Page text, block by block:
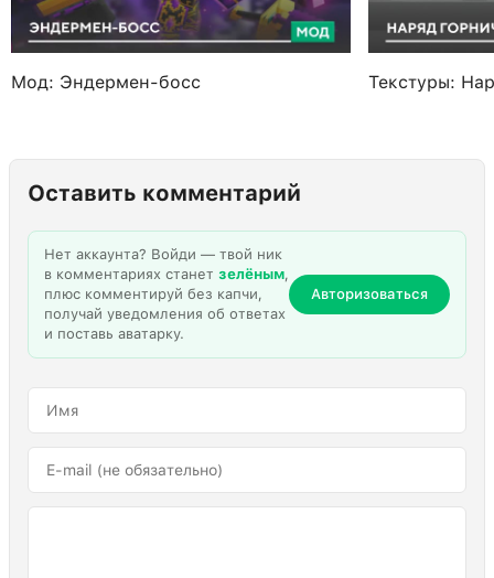
Мод: Эндермен-босс Текстуры:
Оставить комментарий
Нет аккаунта? Войди — твой ник
в комментариях станет зелёным,
плюс комментируй без капчи,
получай уведомления об ответах
и поставь аватарку.
Авторизоваться